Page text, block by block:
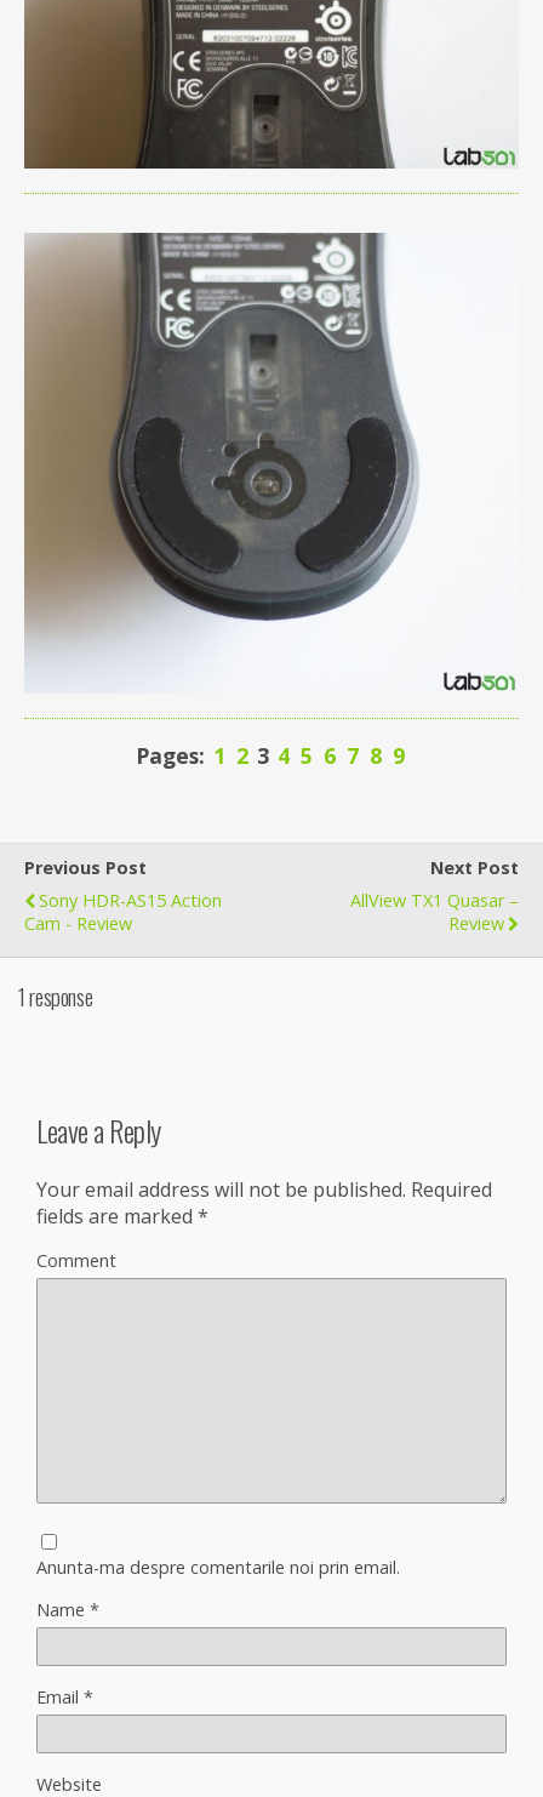
Pages: 1 2 3 4 5 6 7 8 9
Previous Post
Sony HDR-AS15 Action
Cam - Review
Next Post
AllView TX1 Quasar –
Review
1 response
Leave a Reply
Your email address will not be published. Required
fields are marked *
Comment
Anunta-ma despre comentarile noi prin email.
Name *
Email *
Website